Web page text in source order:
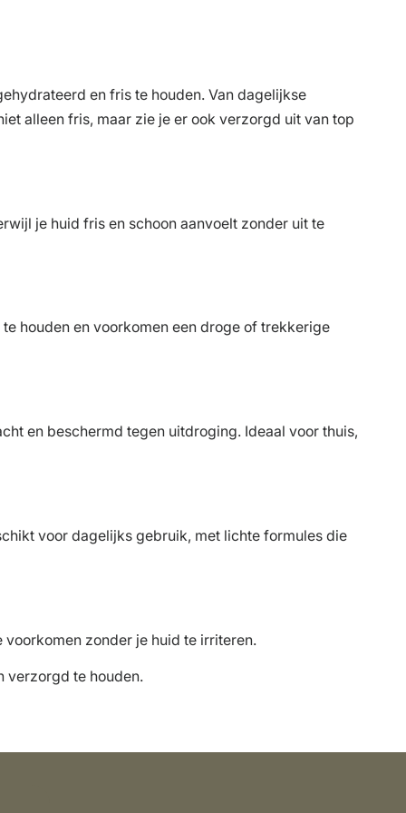
en fris te houden. Van dagelijkse
alleen fris, maar zie je er ook verzorgd uit van top
je huid fris en schoon aanvoelt zonder uit te
houden en voorkomen een droge of trekkerige
en beschermd tegen uitdroging. Ideaal voor thuis,
voor dagelijks gebruik, met lichte formules die
zonder je huid te irriteren.
verzorgd te houden.